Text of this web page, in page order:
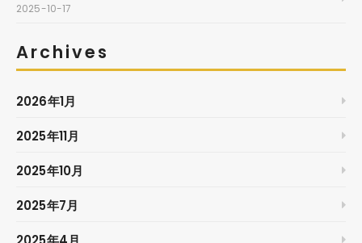
2025-10-17
Archives
2026年1月
2025年11月
2025年10月
2025年7月